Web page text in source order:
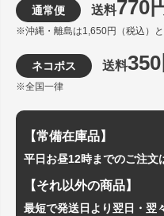
通常便 送料770
※沖縄・離島は1,650円（税込）
ネコポス 送料350
※全国一律
【常備在庫品】
平日お昼12時までのご注文
【それ以外の商品】
最短で発送日より翌日・翌